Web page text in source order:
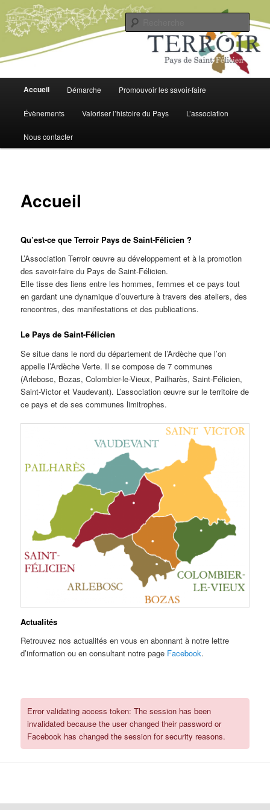
Aller
au
contenu
Terroir Pays de Saint-Félicien
Pour un territoire agroécologique, citoyen et solidaire
Accueil Démarche Promouvoir les savoir-faire
Évènements Valoriser l’histoire du Pays L’association
Nous contacter
Accueil
Qu’est-ce que Terroir Pays de Saint-Félicien ?
L’Association Terroir œuvre au développement et à la promotion
des savoir-faire du Pays de Saint-Félicien.
Elle tisse des liens entre les hommes, femmes et ce pays tout
en gardant une dynamique d’ouverture à travers des ateliers, des
rencontres, des manifestations et des publications.
Le Pays de Saint-Félicien
Se situe dans le nord du département de l’Ardèche que l’on
appelle l’Ardèche Verte. Il se compose de 7 communes
(Arlebosc, Bozas, Colombier-le-Vieux, Pailharès, Saint-Félicien,
Saint-Victor et Vaudevant). L’association œuvre sur le territoire de
ce pays et de ses communes limitrophes.
Actualités
Retrouvez nos actualités en vous en abonnant à notre lettre
d’information ou en consultant notre page Facebook.
Error validating access token: The session has been
invalidated because the user changed their password or
Facebook has changed the session for security reasons.